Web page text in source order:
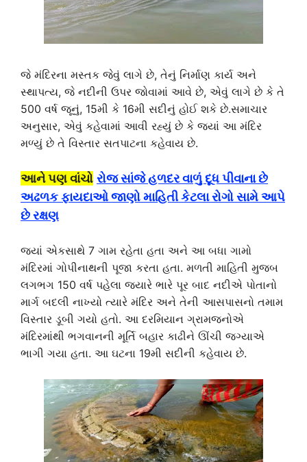
જે મંદિરના મસ્તક જેવું લાગે છે, તેનું નિર્માણ કાર્ય અને
સ્થાપત્ય, જે નદીની ઉપર જોવામાં આવે છે, એવું લાગે છે કે તે
500 વર્ષ જૂનું, 15મી કે 16મી સદીનું હોઈ શકે છે.સમાચાર
અનુસાર, એવું કહેવામાં આવી રહ્યું છે કે જ્યાં આ મંદિર
મળ્યું છે તે વિસ્તાર સતપાટના કહેવાય છે.
આને પણ વાંચો રોજ સાંજે હળદર વાળું દૂધ પીવાના છે
અઢળક ફાયદાઓ જાણો માહિતી કેટલા રોગો સામે આપે
છે રક્ષણ
જ્યાં એકસાથે 7 ગામ રહેતા હતા અને આ બધા ગામો
મંદિરમાં ગોપીનાથની પૂજા કરતા હતા. મળતી માહિતી મુજબ
લગભગ 150 વર્ષ પહેલા જ્યારે ભારે પૂર બાદ નદીએ પોતાનો
માર્ગ બદલી નાખ્યો ત્યારે મંદિર અને તેની આસપાસનો તમામ
વિસ્તાર ડૂબી ગયો હતો. આ દરમિયાન ગ્રામજનોએ
મંદિરમાંથી ભગવાનની મૂર્તિ બહાર કાઢીને ઊંચી જગ્યાએ
ભાગી ગયા હતા. આ ઘટના 19મી સદીની કહેવાય છે.